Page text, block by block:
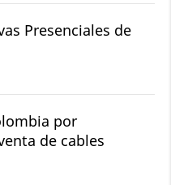
Presenciales de
por
de cables